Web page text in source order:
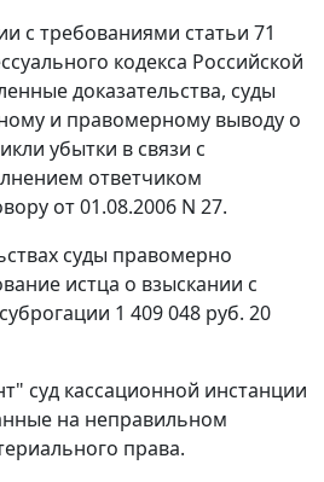
с требованиями статьи 71
кодекса Российской
доказательства, суды
и правомерному выводу о
убытки в связи с
ответчиком
от 01.08.2006 N 27.
суды правомерно
истца о взыскании с
1 409 048 руб. 20
суд кассационной инстанции
на неправильном
права.